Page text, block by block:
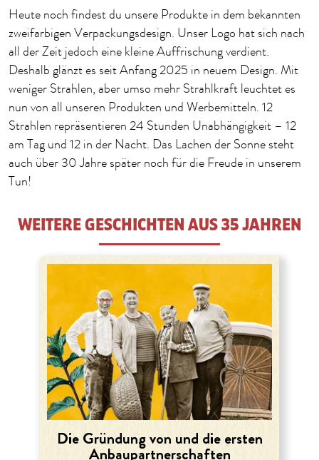
Heute noch findest du unsere Produkte in dem bekannten
zweifarbigen Verpackungsdesign. Unser Logo hat sich nach
all der Zeit jedoch eine kleine Auffrischung verdient.
Deshalb glänzt es seit Anfang 2025 in neuem Design. Mit
weniger Strahlen, aber umso mehr Strahlkraft leuchtet es
nun von all unseren Produkten und Werbemitteln. 12
Strahlen repräsentieren 24 Stunden Unabhängigkeit – 12
am Tag und 12 in der Nacht. Das Lachen der Sonne steht
auch über 30 Jahre später noch für die Freude in unserem
Tun!
WEITERE GESCHICHTEN AUS 35 JAHREN
Die Gründung von und die ersten
Anbaupartner­schaften